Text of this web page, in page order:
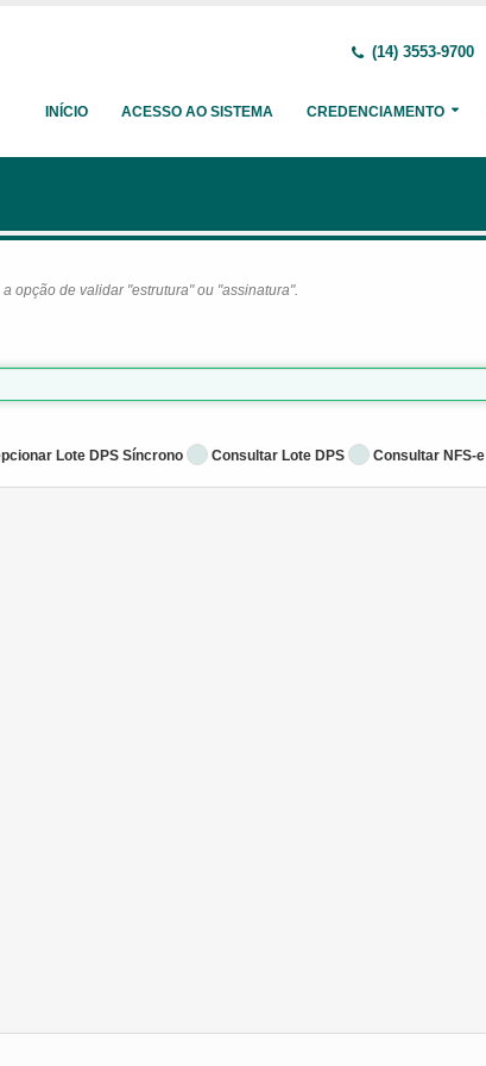
(14) 3553-9700
INÍCIO ACESSO AO SISTEMA CREDENCIAMENTO
opção de validar "estrutura" ou "assinatura".
Lote DPS Síncrono Consultar Lote DPS Consultar NFS-e